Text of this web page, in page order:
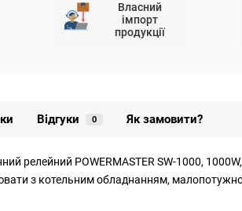
Власний
імпорт
продукції
Відгуки 0 Як замовити?
релейний POWERMASTER SW-1000,
з котельним обладнанням,